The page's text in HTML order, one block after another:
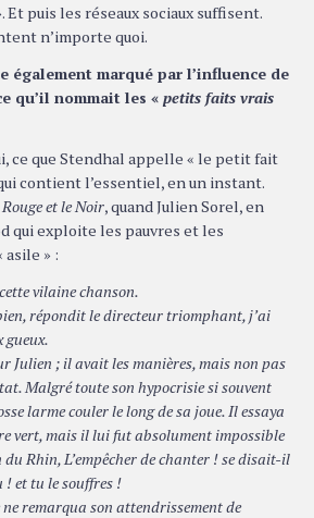
Et puis les réseaux sociaux suffisent.
n’importe quoi.
également marqué par l’influence de
qu’il nommait les « petits faits vrais
ce que Stendhal appelle « le petit fait
contient l’essentiel, en un instant.
Rouge et le Noir, quand Julien Sorel, en
qui exploite les pauvres et les
asile » :
vilaine chanson.
répondit le directeur triomphant, j’ai
gueux.
Julien ; il avait les manières, mais non pas
Malgré toute son hypocrisie si souvent
larme couler le long de sa joue. Il essaya
vert, mais il lui fut absolument impossible
Rhin, L’empêcher de chanter ! se disait-il
! et tu le souffres !
remarqua son attendrissement de